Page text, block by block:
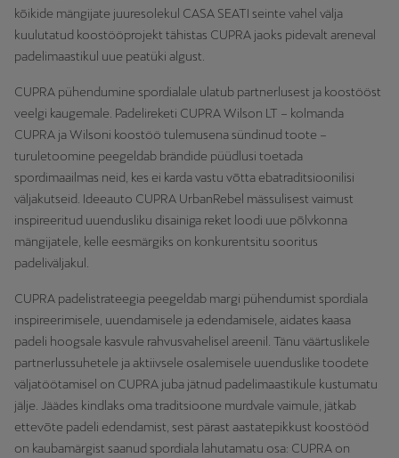
kõikide mängijate juuresolekul CASA SEATI seinte vahel välja
kuulutatud koostööprojekt tähistas CUPRA jaoks pidevalt areneval
padelimaastikul uue peatüki algust.
CUPRA pühendumine spordialale ulatub partnerlusest ja koostööst
veelgi kaugemale. Padelireketi CUPRA Wilson LT – kolmanda
CUPRA ja Wilsoni koostöö tulemusena sündinud toote –
turuletoomine peegeldab brändide püüdlusi toetada
spordimaailmas neid, kes ei karda vastu võtta ebatraditsioonilisi
väljakutseid. Ideeauto CUPRA UrbanRebel mässulisest vaimust
inspireeritud uuendusliku disainiga reket loodi uue põlvkonna
mängijatele, kelle eesmärgiks on konkurentsitu sooritus
padeliväljakul.
CUPRA padelistrateegia peegeldab margi pühendumist spordiala
inspireerimisele, uuendamisele ja edendamisele, aidates kaasa
padeli hoogsale kasvule rahvusvahelisel areenil. Tänu väärtuslikele
partnerlussuhetele ja aktiivsele osalemisele uuenduslike toodete
väljatöötamisel on CUPRA juba jätnud padelimaastikule kustumatu
jälje. Jäädes kindlaks oma traditsioone murdvale vaimule, jätkab
ettevõte padeli edendamist, sest pärast aastatepikkust koostööd
on kaubamärgist saanud spordiala lahutamatu osa: CUPRA on